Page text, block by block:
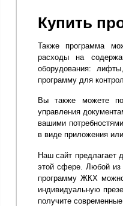
Купить
Также программа
расходы на
оборудования:
программу для
Вы также можете
управления
вашими
в виде приложения
Наш сайт предлагает
этой сфере. Любой из
программу ЖКХ
индивидуальную
получите